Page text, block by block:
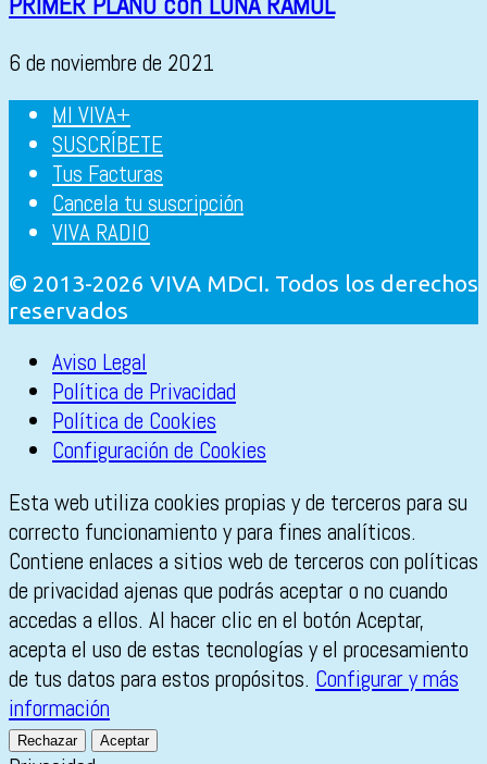
6 de noviembre de 2021
MI VIVA+
SUSCRÍBETE
Tus Facturas
Cancela tu suscripción
VIVA RADIO
© 2013-2026 VIVA MDCI. Todos los derechos
reservados
Aviso Legal
Política de Privacidad
Política de Cookies
Configuración de Cookies
Esta web utiliza cookies propias y de terceros para su
correcto funcionamiento y para fines analíticos.
Contiene enlaces a sitios web de terceros con políticas
de privacidad ajenas que podrás aceptar o no cuando
accedas a ellos. Al hacer clic en el botón Aceptar,
acepta el uso de estas tecnologías y el procesamiento
de tus datos para estos propósitos. Configurar y más
información
Rechazar Aceptar